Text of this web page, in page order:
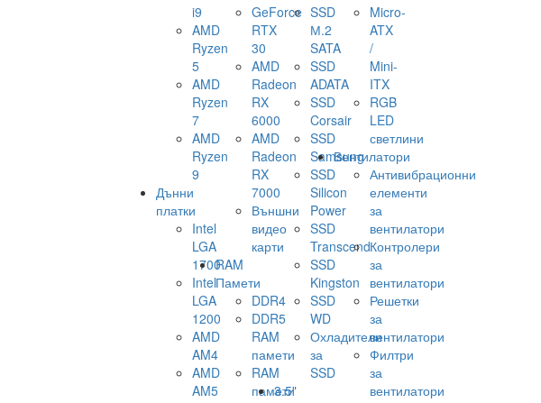
i9
AMD
Ryzen
5
AMD
Ryzen
7
AMD
Ryzen
9
Дънни
платки
Intel
LGA
1700
Intel
LGA
1200
AMD
AM4
AMD
AM5
GeForce
RTX
30
AMD
Radeon
RX
6000
AMD
Radeon
RX
7000
Външни
видео
карти
RAM
Памети
DDR4
DDR5
RAM
памети
RAM
памети
SSD
М.2
SATA
SSD
ADATA
SSD
Corsair
SSD
Samsung
SSD
Silicon
Power
SSD
Transcend
SSD
Kingston
SSD
WD
Охладители
за
SSD
3.5"
Micro-
ATX
/
Mini-
ITX
RGB
LED
светлини
Вентилатори
Антивибрационни
елементи
за
вентилатори
Контролери
за
вентилатори
Решетки
за
вентилатори
Филтри
за
вентилатори